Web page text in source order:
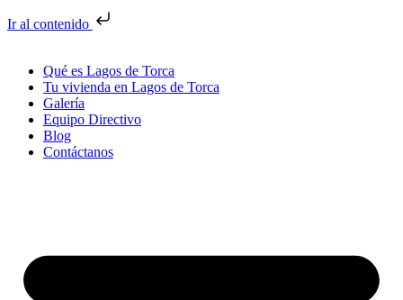
Ir al contenido
Qué es Lagos de Torca
Tu vivienda en Lagos de Torca
Galería
Equipo Directivo
Blog
Contáctanos